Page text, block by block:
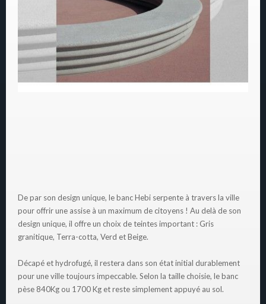
De par son design unique, le banc Hebi serpente à travers la ville
pour offrir une assise à un maximum de citoyens ! Au delà de son
design unique, il offre un choix de teintes important : Gris
granitique, Terra-cotta, Verd et Beige.
Décapé et hydrofugé, il restera dans son état initial durablement
pour une ville toujours impeccable. Selon la taille choisie, le banc
pèse 840Kg ou 1700 Kg et reste simplement appuyé au sol.